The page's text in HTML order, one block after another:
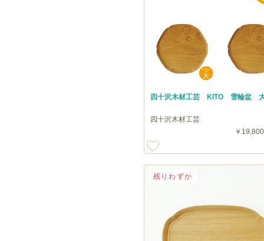
四十沢木材工芸 KITO 雪輪盆
四十沢木材工芸
￥
残りわずか